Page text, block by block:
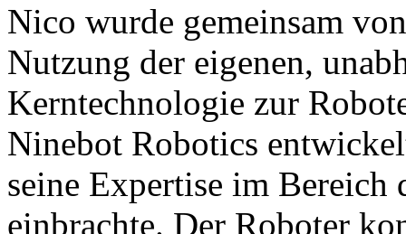
Nico wurde gemeinsam
Nutzung der eigenen,
Kerntechnologie zur
Ninebot Robotics
seine Expertise im
einbrachte. Der Roboter